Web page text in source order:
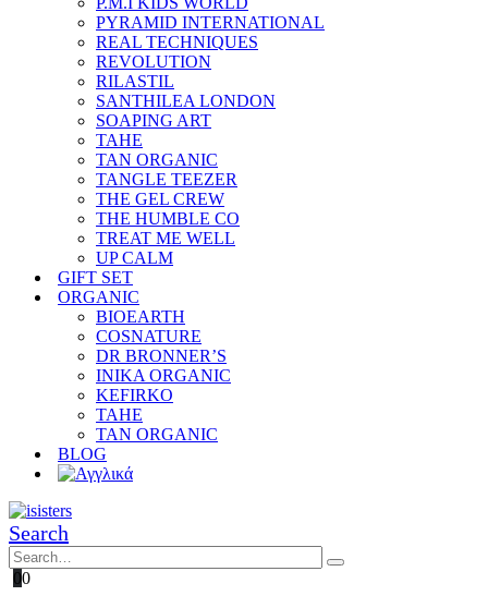
PYRAMID INTERNATIONAL
REAL TECHNIQUES
REVOLUTION
RILASTIL
SANTHILEA LONDON
SOAPING ART
TAHE
TAN ORGANIC
TANGLE TEEZER
THE GEL CREW
THE HUMBLE CO
TREAT ME WELL
UP CALM
GIFT SET
ORGANIC
BIOEARTH
COSNATURE
DR BRONNER’S
INIKA ORGANIC
KEFIRKO
TAHE
TAN ORGANIC
BLOG
Search
00